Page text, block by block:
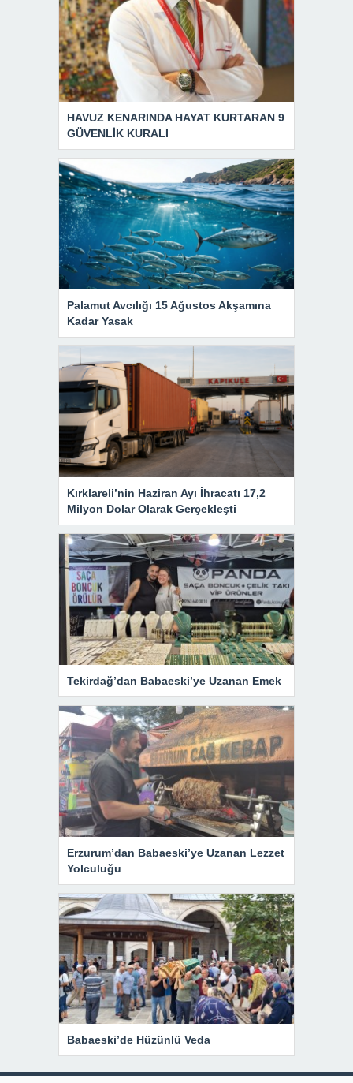
HAVUZ KENARINDA HAYAT KURTARAN 9
GÜVENLİK KURALI
Palamut Avcılığı 15 Ağustos Akşamına
Kadar Yasak
Kırklareli’nin Haziran Ayı İhracatı 17,2
Milyon Dolar Olarak Gerçekleşti
Tekirdağ’dan Babaeski’ye Uzanan Emek
Erzurum’dan Babaeski’ye Uzanan Lezzet
Yolculuğu
Babaeski’de Hüzünlü Veda